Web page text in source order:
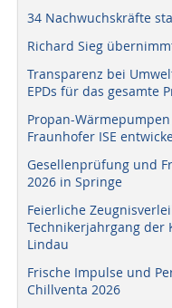
34 Nachwuchskräfte
Richard Sieg
Transparenz bei
EPDs für das gesamte
Propan-
Fraunhofer ISE
Gesellenprüfung und
2026 in Springe
Feierliche
Technikerjahrgang der
Lindau
Frische Impulse und
Chillventa 2026